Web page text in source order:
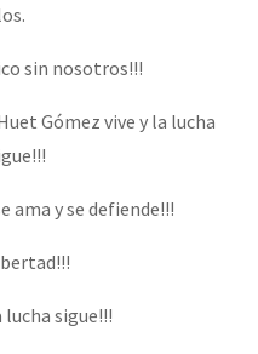
sin nosotros!!!
Gómez vive y la lucha
ama y se defiende!!!
lucha sigue!!!